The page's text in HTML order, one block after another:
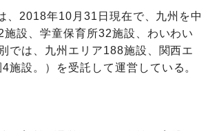
2018年10月31日現在で、九州を中
設、学童保育所32施設、わいわい
では、九州エリア188施設、関西エ
施設。）を受託して運営している。